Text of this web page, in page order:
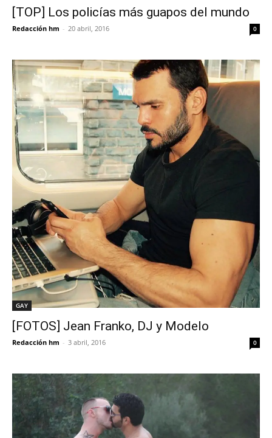
[TOP] Los policías más guapos del mundo
Redacción hm - 20 abril, 2016 0
GAY
[FOTOS] Jean Franko, DJ y Modelo
Redacción hm - 3 abril, 2016 0